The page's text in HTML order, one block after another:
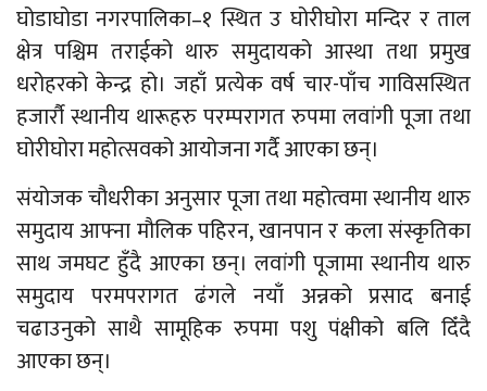
घोडाघोडा नगरपालिका–१ स्थित उ घोरीघोरा मन्दिर र ताल
क्षेत्र पश्चिम तराईको थारु समुदायको आस्था तथा प्रमुख
धरोहरको केन्द्र हो। जहाँ प्रत्येक वर्ष चार-पाँच गाविसस्थित
हजार्रौ स्थानीय थारूहरु परम्परागत रुपमा लवांगी पूजा तथा
घोरीघोरा महोत्सवको आयोजना गर्दै आएका छन्।
संयोजक चौधरीका अनुसार पूजा तथा महोत्वमा स्थानीय थारु
समुदाय आफ्ना मौलिक पहिरन, खानपान र कला संस्कृतिका
साथ जमघट हुँदै आएका छन्। लवांगी पूजामा स्थानीय थारु
समुदाय परमपरागत ढंगले नयाँ अन्नको प्रसाद बनाई
चढाउनुको साथै सामूहिक रुपमा पशु पंक्षीको बलि दिँदै
आएका छन्।